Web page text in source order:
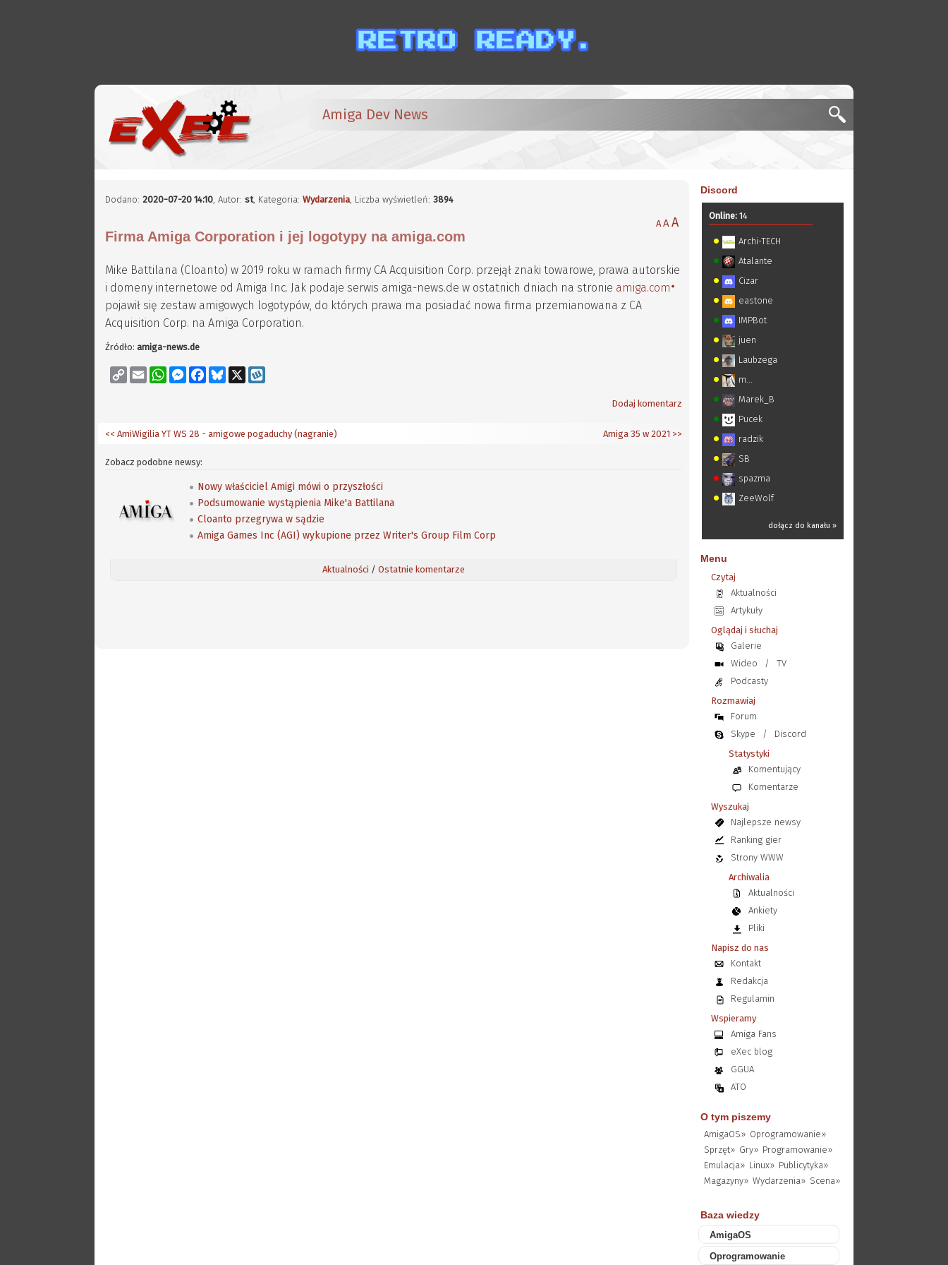
Amiga Dev News
Dodano:2020-07-20 14:10,Autor:st, Kategoria:Wydarzenia, Liczba wyświetleń:3894
A AA
Firma Amiga Corporation i jej logotypy na amiga.com
Mike Battilana (Cloanto) w 2019 roku w ramach firmy CA Acquisition Corp. przejął znaki towarowe, prawa autorskie
i domeny internetowe od Amiga Inc. Jak podaje serwis amiga-news.de w ostatnich dniach na stronie amiga.com
pojawił się zestaw amigowych logotypów, do których prawa ma posiadać nowa firma przemianowana z CA
Acquisition Corp. na Amiga Corporation.
Źródło:amiga-news.de
Copy
Link
Email WhatsAppMessenger
FacebookBluesky
X
Dodaj komentarz
Amiga 35 w 2021 >>
<< AmiWigilia YT WS 28 - amigowe pogaduchy (nagranie)
Zobacz podobne newsy:
Nowy właściciel Amigi mówi o przyszłości
Podsumowanie wystąpienia Mike'a Battilana
Cloanto przegrywa w sądzie
Amiga Games Inc (AGI) wykupione przez Writer's Group Film Corp
Aktualności / Ostatnie komentarze
Discord
Online:14
Archi-TECH
Atalante
Cizar
eastone
IMPBot
juen
Laubzega
m...
Marek_B
Pucek
radzik
SB
spazma
ZeeWolf
dołącz do kanału »
Menu
Czytaj
Aktualności
Artykuły
Oglądaj i słuchaj
Galerie
Wideo
/
TV
Podcasty
Rozmawiaj
Forum
Skype
/
Discord
Statystyki
Komentujący
Komentarze
Wyszukaj
Najlepsze newsy
Ranking gier
Strony WWW
Archiwalia
Aktualności
Ankiety
Pliki
Napisz do nas
Kontakt
Redakcja
Regulamin
Wspieramy
Amiga Fans
eXec blog
GGUA
ATO
O tym piszemy
AmigaOS» Oprogramowanie»
Sprzęt» Gry» Programowanie»
Emulacja» Linux» Publicytyka»
Magazyny» Wydarzenia» Scena»
Baza wiedzy
AmigaOS
Oprogramowanie